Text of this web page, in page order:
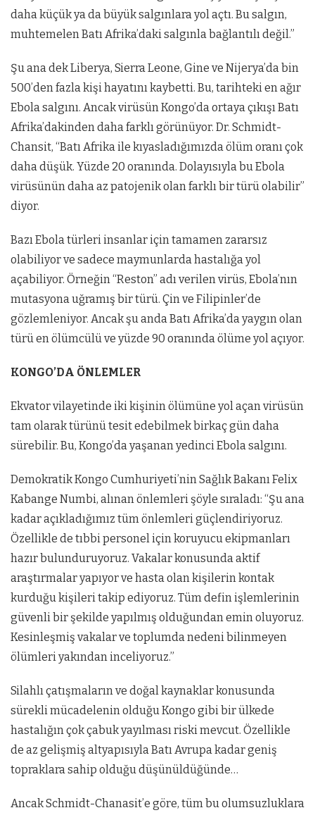
daha küçük ya da büyük salgınlara yol açtı. Bu salgın,
muhtemelen Batı Afrika’daki salgınla bağlantılı değil.”
Şu ana dek Liberya, Sierra Leone, Gine ve Nijerya’da bin
500’den fazla kişi hayatını kaybetti. Bu, tarihteki en ağır
Ebola salgını. Ancak virüsün Kongo’da ortaya çıkışı Batı
Afrika’dakinden daha farklı görünüyor. Dr. Schmidt-
Chansit, “Batı Afrika ile kıyasladığımızda ölüm oranı çok
daha düşük. Yüzde 20 oranında. Dolayısıyla bu Ebola
virüsünün daha az patojenik olan farklı bir türü olabilir”
diyor.
Bazı Ebola türleri insanlar için tamamen zararsız
olabiliyor ve sadece maymunlarda hastalığa yol
açabiliyor. Örneğin “Reston” adı verilen virüs, Ebola’nın
mutasyona uğramış bir türü. Çin ve Filipinler’de
gözlemleniyor. Ancak şu anda Batı Afrika’da yaygın olan
türü en ölümcülü ve yüzde 90 oranında ölüme yol açıyor.
KONGO’DA ÖNLEMLER
Ekvator vilayetinde iki kişinin ölümüne yol açan virüsün
tam olarak türünü tesit edebilmek birkaç gün daha
sürebilir. Bu, Kongo’da yaşanan yedinci Ebola salgını.
Demokratik Kongo Cumhuriyeti’nin Sağlık Bakanı Felix
Kabange Numbi, alınan önlemleri şöyle sıraladı: “Şu ana
kadar açıkladığımız tüm önlemleri güçlendiriyoruz.
Özellikle de tıbbi personel için koruyucu ekipmanları
hazır bulunduruyoruz. Vakalar konusunda aktif
araştırmalar yapıyor ve hasta olan kişilerin kontak
kurduğu kişileri takip ediyoruz. Tüm defin işlemlerinin
güvenli bir şekilde yapılmış olduğundan emin oluyoruz.
Kesinleşmiş vakalar ve toplumda nedeni bilinmeyen
ölümleri yakından inceliyoruz.”
Silahlı çatışmaların ve doğal kaynaklar konusunda
sürekli mücadelenin olduğu Kongo gibi bir ülkede
hastalığın çok çabuk yayılması riski mevcut. Özellikle
de az gelişmiş altyapısıyla Batı Avrupa kadar geniş
topraklara sahip olduğu düşünüldüğünde…
Ancak Schmidt-Chanasit’e göre, tüm bu olumsuzluklara